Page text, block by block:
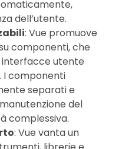
dell’utente.
: Vue promuove
componenti, che
interfacce utente
I componenti
separati e
del
complessiva.
: Vue vanta un